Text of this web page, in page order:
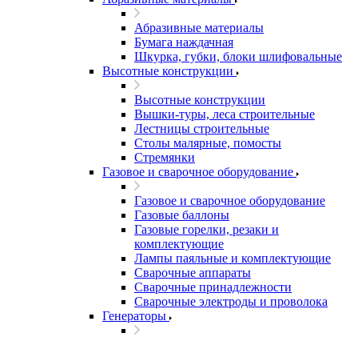
Абразивные материалы
Бумага наждачная
Шкурка, губки, блоки шлифовальные
Высотные конструкции
Высотные конструкции
Вышки-туры, леса строительные
Лестницы строительные
Столы малярные, помосты
Стремянки
Газовое и сварочное оборудование
Газовое и сварочное оборудование
Газовые баллоны
Газовые горелки, резаки и
комплектующие
Лампы паяльные и комплектующие
Сварочные аппараты
Сварочные принадлежности
Сварочные электроды и проволока
Генераторы